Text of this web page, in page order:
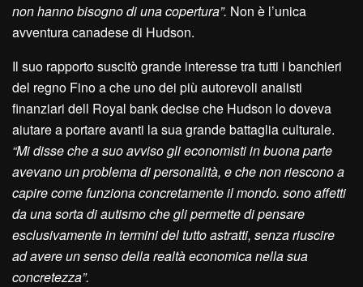
non hanno bisogno di una copertura”. Non è l’unica
avventura canadese di Hudson.
Il suo rapporto suscitò grande interesse tra tutti i banchieri
del regno Fino a che uno dei più autorevoli analisti
finanziari dell Royal bank decise che Hudson lo doveva
aiutare a portare avanti la sua grande battaglia culturale.
“Mi disse che a suo avviso gli economisti in buona parte
avevano un problema di personalità, e che non riescono a
capire come funziona concretamente il mondo. sono affetti
da una sorta di autismo che gli permette di pensare
esclusivamente in termini del tutto astratti, senza riuscire
ad avere un senso della realtà economica nella sua
concretezza”.